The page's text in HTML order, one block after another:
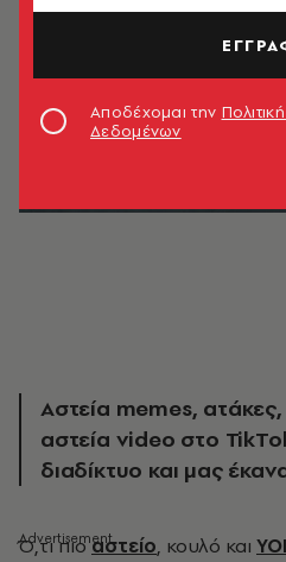
Αστεία memes,
αστεία video στο
διαδίκτυο και μας
Ό,τι πιοαστείο, κουλό και
Αποδέχομαι την
Δεδομένων